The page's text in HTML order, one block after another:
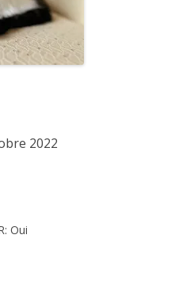
2022
Oui